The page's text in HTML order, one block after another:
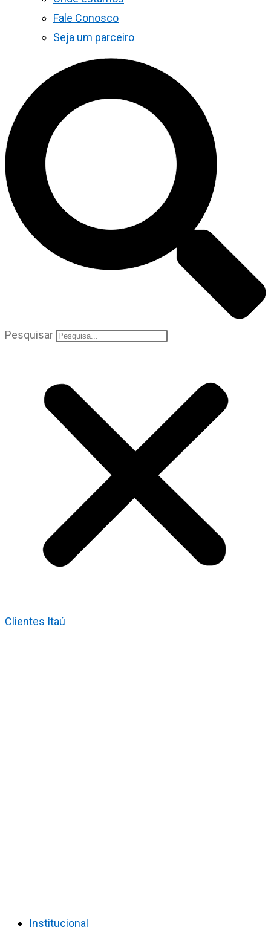
Fale Conosco
Seja um parceiro
Pesquisar
Clientes Itaú
Institucional